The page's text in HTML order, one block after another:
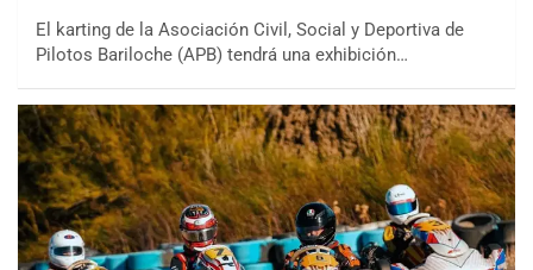
El karting de la Asociación Civil, Social y Deportiva de
Pilotos Bariloche (APB) tendrá una exhibición…